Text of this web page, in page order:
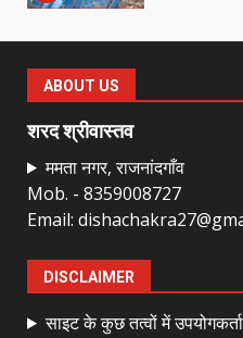
7
March 21,
1
नाबालिक के
संबंध में इनाम
ABOUT US
शरद श्रीवास्तव
ममता नगर, राजनांदगाँव
Mob. - 8359008727
Email:
DISCLAIMER
साइट के कुछ तत्वों में